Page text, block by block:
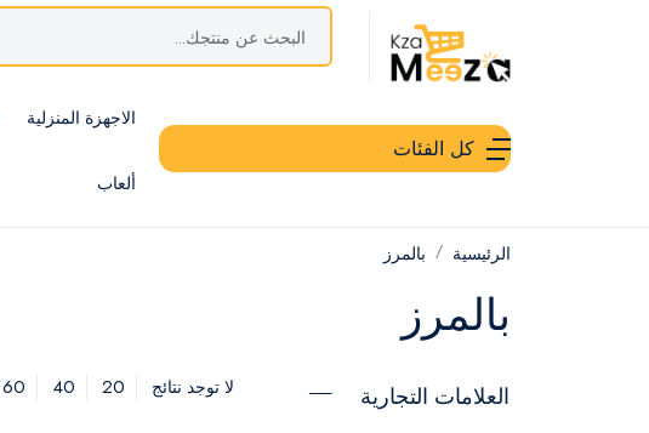
كل الفئات
الاجهزة المنزلية
ألعاب
الرئيسية بالمرز
بالمرز
العلامات التجارية لا توجد نتائج 20
40
60